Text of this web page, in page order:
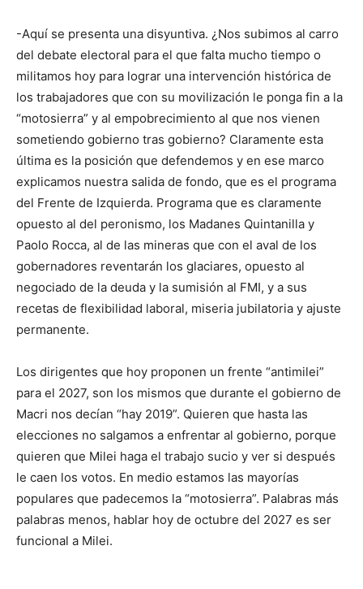
-Aquí se presenta una disyuntiva. ¿Nos subimos al carro
del debate electoral para el que falta mucho tiempo o
militamos hoy para lograr una intervención histórica de
los trabajadores que con su movilización le ponga fin a la
“motosierra” y al empobrecimiento al que nos vienen
sometiendo gobierno tras gobierno? Claramente esta
última es la posición que defendemos y en ese marco
explicamos nuestra salida de fondo, que es el programa
del Frente de Izquierda. Programa que es claramente
opuesto al del peronismo, los Madanes Quintanilla y
Paolo Rocca, al de las mineras que con el aval de los
gobernadores reventarán los glaciares, opuesto al
negociado de la deuda y la sumisión al FMI, y a sus
recetas de flexibilidad laboral, miseria jubilatoria y ajuste
permanente.
Los dirigentes que hoy proponen un frente “antimilei”
para el 2027, son los mismos que durante el gobierno de
Macri nos decían “hay 2019”. Quieren que hasta las
elecciones no salgamos a enfrentar al gobierno, porque
quieren que Milei haga el trabajo sucio y ver si después
le caen los votos. En medio estamos las mayorías
populares que padecemos la “motosierra”. Palabras más
palabras menos, hablar hoy de octubre del 2027 es ser
funcional a Milei.